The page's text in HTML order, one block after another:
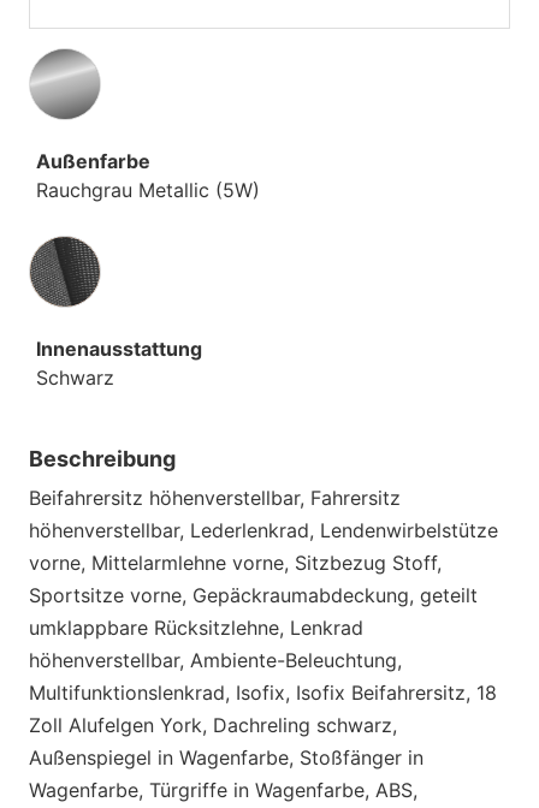
Außenfarbe
Rauchgrau Metallic (5W)
Innenausstattung
Innenausstattung
Schwarz
Beschreibung
Beifahrersitz höhenverstellbar, Fahrersitz
höhenverstellbar, Lederlenkrad, Lendenwirbelstütze
vorne, Mittelarmlehne vorne, Sitzbezug Stoff,
Sportsitze vorne, Gepäckraumabdeckung, geteilt
umklappbare Rücksitzlehne, Lenkrad
höhenverstellbar, Ambiente-Beleuchtung,
Multifunktionslenkrad, Isofix, Isofix Beifahrersitz, 18
Zoll Alufelgen York, Dachreling schwarz,
Außenspiegel in Wagenfarbe, Stoßfänger in
Wagenfarbe, Türgriffe in Wagenfarbe, ABS,